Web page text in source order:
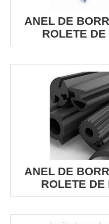
ANEL DE
ROLETE
ANEL DE
ROLETE DE